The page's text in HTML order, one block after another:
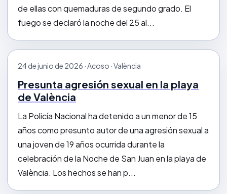
de ellas con quemaduras de segundo grado. El
fuego se declaró la noche del 25 al...
24 de junio de 2026 · Acoso · València
Presunta agresión sexual en la playa
de València
La Policía Nacional ha detenido a un menor de 15
años como presunto autor de una agresión sexual a
una joven de 19 años ocurrida durante la
celebración de la Noche de San Juan en la playa de
València. Los hechos se han p...